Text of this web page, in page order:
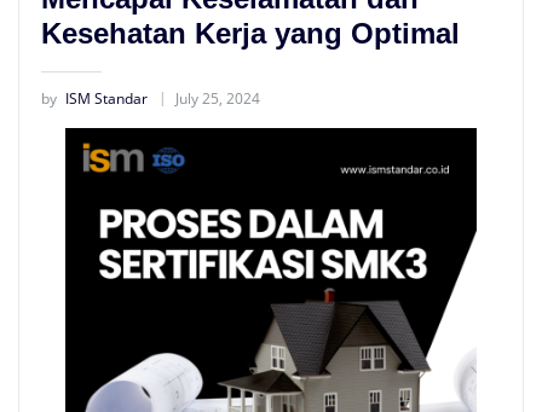
Kesehatan Kerja yang Optimal
by ISM Standar July 25, 2024